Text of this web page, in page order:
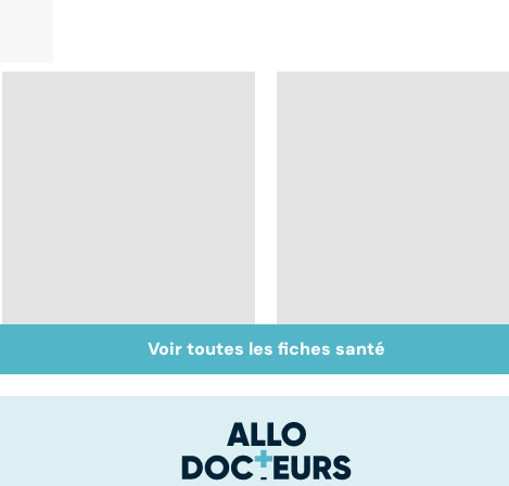
Accident vasculaire
cérébral : l'enfant
Trisomie 21 : du
dépistage à la prise
Voir toutes les fiches santé